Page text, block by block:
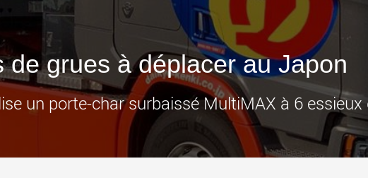
des charges plus légères aux
États-Unis
www.morello.us.com
de grues à déplacer au Japon
un porte-char surbaissé MultiMAX à 6 essieux